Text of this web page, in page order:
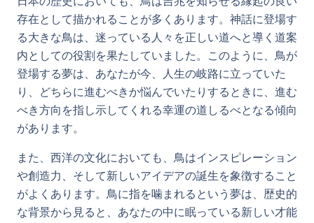
存在として描かれることが多くあります。神話に登場す
る大きな鳥は、迷っている人々を正しい道へと導く道案
内としての役割を果たしていました。このように、鳥が
登場する夢は、あなたが今、人生の岐路に立っていた
り、どちらに進むべきか悩んでいたりするときに、進む
べき方向を指し示してくれる幸運の道しるべとなる傾向
があります。
また、西洋の文化においても、鳥はインスピレーション
や創造力、そして新しいアイデアの誕生を象徴すること
がよくあります。鳥に指を噛まれるという夢は、歴史的
な背景から見ると、あなたの中に眠っている新しい才能